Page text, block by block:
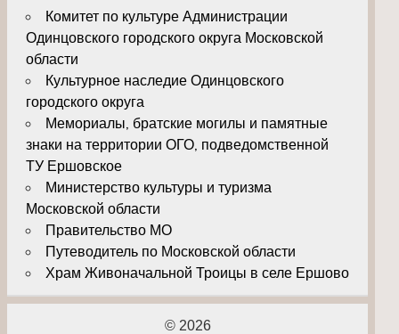
Комитет по культуре Администрации
Одинцовского городского округа Московской
области
Культурное наследие Одинцовского
городского округа
Мемориалы, братские могилы и памятные
знаки на территории ОГО, подведомственной
ТУ Ершовское
Министерство культуры и туризма
Московской области
Правительство МО
Путеводитель по Московской области
Храм Живоначальной Троицы в селе Ершово
© 2026